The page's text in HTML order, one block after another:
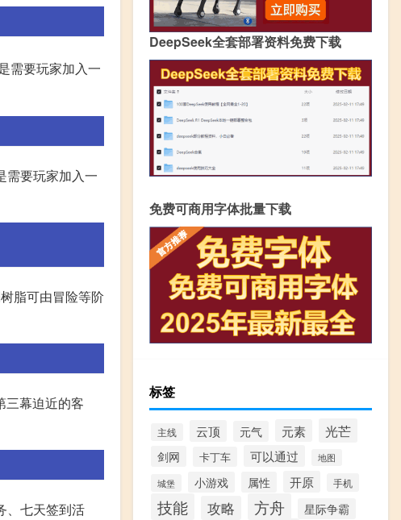
需要玩家加入一
需要玩家加入一
脂可由冒险等阶
三幕迫近的客
、七天签到活
DeepSeek全套部署资料免费下载
免费可商用字体批量下载
标签
主线 云顶 元气 元素 光芒
剑网 卡丁车 可以通过 地图
城堡 小游戏 属性 开原 手机
技能 攻略 方舟 星际争霸